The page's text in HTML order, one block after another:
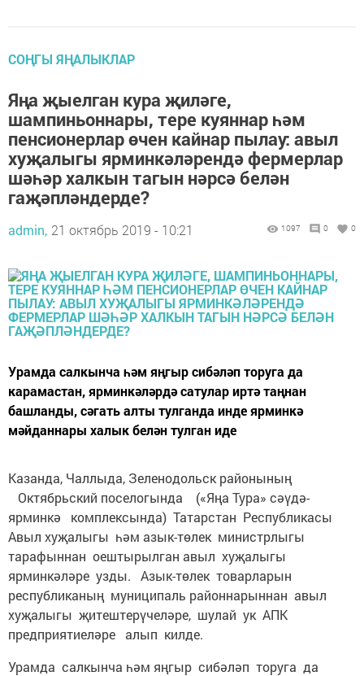
СОҢГЫ ЯҢАЛЫКЛАР
Яңа җыелган кура җиләге,
шампиньоннары, тере куяннар һәм
пенсионерлар өчен кайнар пылау: авыл
хуҗалыгы ярминкәләрендә фермерлар
шәһәр халкын тагын нәрсә белән
гаҗәпләндерде?
admin, 21 октябрь 2019 - 10:21 1097 0 0
Урамда салкынча һәм яңгыр сибәләп торуга да
карамастан, ярминкәләрдә сатулар иртә таңнан
башланды, сәгать алты тулганда инде ярминкә
мәйданнары халык белән тулган иде
Казанда, Чаллыда, Зеленодольск районының
Октябрьский поселогында («Яңа Тура» сәүдә-
ярминкә комплексында) Татарстан Республикасы
Авыл хуҗалыгы һәм азык-төлек министрлыгы
тарафыннан оештырылган авыл хуҗалыгы
ярминкәләре узды. Азык-төлек товарларын
республиканың муниципаль районнарыннан авыл
хуҗалыгы җитештерүчеләре, шулай ук АПК
предприятиеләре алып килде.
Урамда салкынча һәм яңгыр сибәләп торуга да